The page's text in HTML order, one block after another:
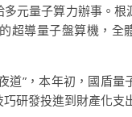
多元量子算力辦事。根
超導量子盤算機，全
道”，本年初，國盾量
研發投進到財產化支